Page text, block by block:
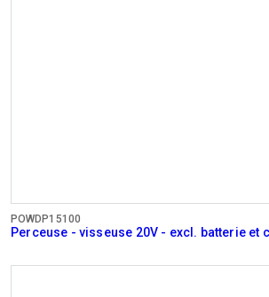
POWDP15100
Perceuse - visseuse 20V - excl. batterie et